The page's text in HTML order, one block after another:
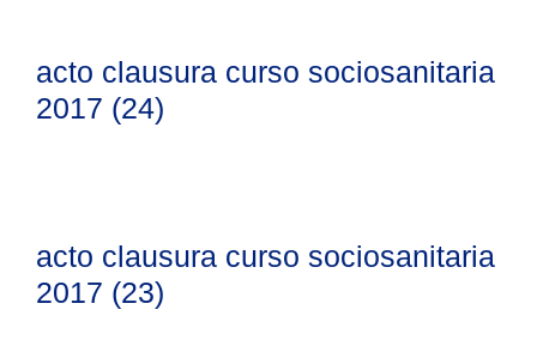
acto clausura curso sociosanitaria
2017 (24)
acto clausura curso sociosanitaria
2017 (23)